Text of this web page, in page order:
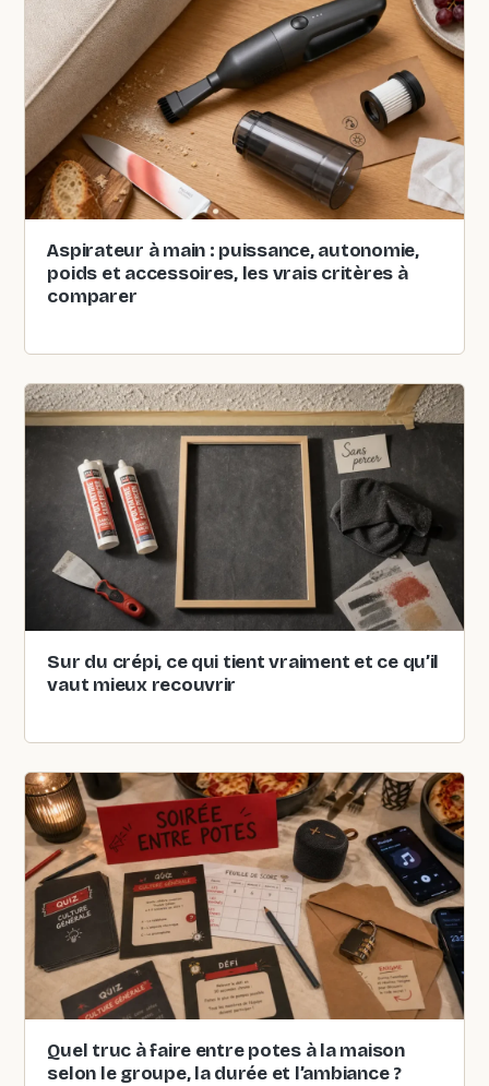
Aspirateur à main : puissance, autonomie,
poids et accessoires, les vrais critères à
comparer
Sur du crépi, ce qui tient vraiment et ce qu’il
vaut mieux recouvrir
Quel truc à faire entre potes à la maison
selon le groupe, la durée et l’ambiance ?